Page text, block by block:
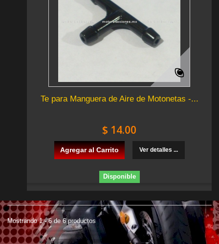
Te para Manguera de Aire de Motonetas -...
$ 14.00
Agregar al Carrito Ver detalles ...
Disponible
Mostrando 1 - 6 de 6 productos